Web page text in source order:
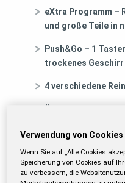
eXtra Programm –
und große Teile in
Push&Go – 1
trockenes Geschirr
4 verschiedene
Verwendung von Cookies
Wenn Sie auf „Alle Cookies
Speicherung von Cookies auf
zu verbessern, die